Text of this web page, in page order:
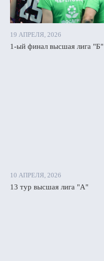
19 АПРЕЛЯ, 2026
1-ый финал высшая лига "Б"
10 АПРЕЛЯ, 2026
13 тур высшая лига "А"